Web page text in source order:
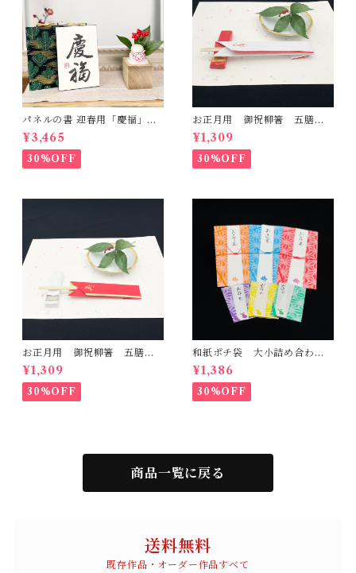
パネルの書 迎春用「慶福」一
点もの -ハガキサイズ-
¥3,465
30%OFF
お正月用 御祝柳箸 五膳
檀紙(白赤)
¥1,309
30%OFF
お正月用 御祝柳箸 五膳
金赤和紙
¥1,309
30%OFF
和紙ポチ袋 大小詰め合わ
せ 麻の葉
¥1,386
30%OFF
商品一覧に戻る
送料無料
既存作品・オーダー作品すべて